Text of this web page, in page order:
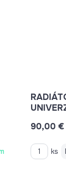
7729073
90,00 €
ks